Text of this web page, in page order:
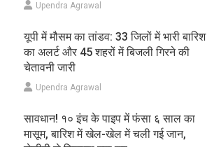
Upendra Agrawal
यूपी में मौसम का तांडव: 33 जिलों में भारी बारिश
का अलर्ट और 45 शहरों में बिजली गिरने की
चेतावनी जारी
Upendra Agrawal
सावधान! १० इंच के पाइप में फंसा ६ साल का
मासूम, बारिश में खेल-खेल में चली गई जान,